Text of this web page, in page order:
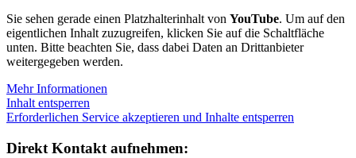
Sie sehen gerade einen Platzhalterinhalt von YouTube. Um auf den
eigentlichen Inhalt zuzugreifen, klicken Sie auf die Schaltfläche
unten. Bitte beachten Sie, dass dabei Daten an Drittanbieter
weitergegeben werden.
Mehr Informationen
Inhalt entsperren
Erforderlichen Service akzeptieren und Inhalte entsperren
Direkt Kontakt aufnehmen: